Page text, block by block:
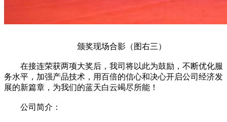
颁奖现场合影（图右三）
在接连荣获两项大奖后，我司将以此为鼓励，不断优化服
务水平，加强产品技术，用百倍的信心和决心开启公司经济发
展的新篇章，为我们的蓝天白云竭尽所能！
公司简介：